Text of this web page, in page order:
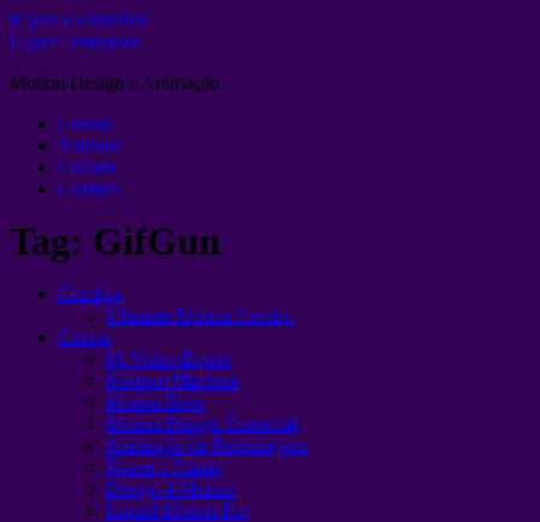
Ir para o conteúdo
Layer Lemonade
Motion Design e Animação
Cursos
Youtube
Collabs
Contato
Tag: GifGun
Combos
Ultimate Motion Combo
Cursos
IA Video Expert
Motion+Machine
Motion Boss
Motion Design Essencial
Animação de Personagens
Frame a Frame
Design 4 Motion
Liquid Motion Pro